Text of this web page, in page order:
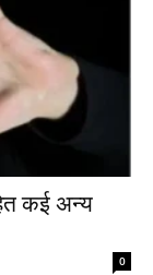
कई अन्य
0